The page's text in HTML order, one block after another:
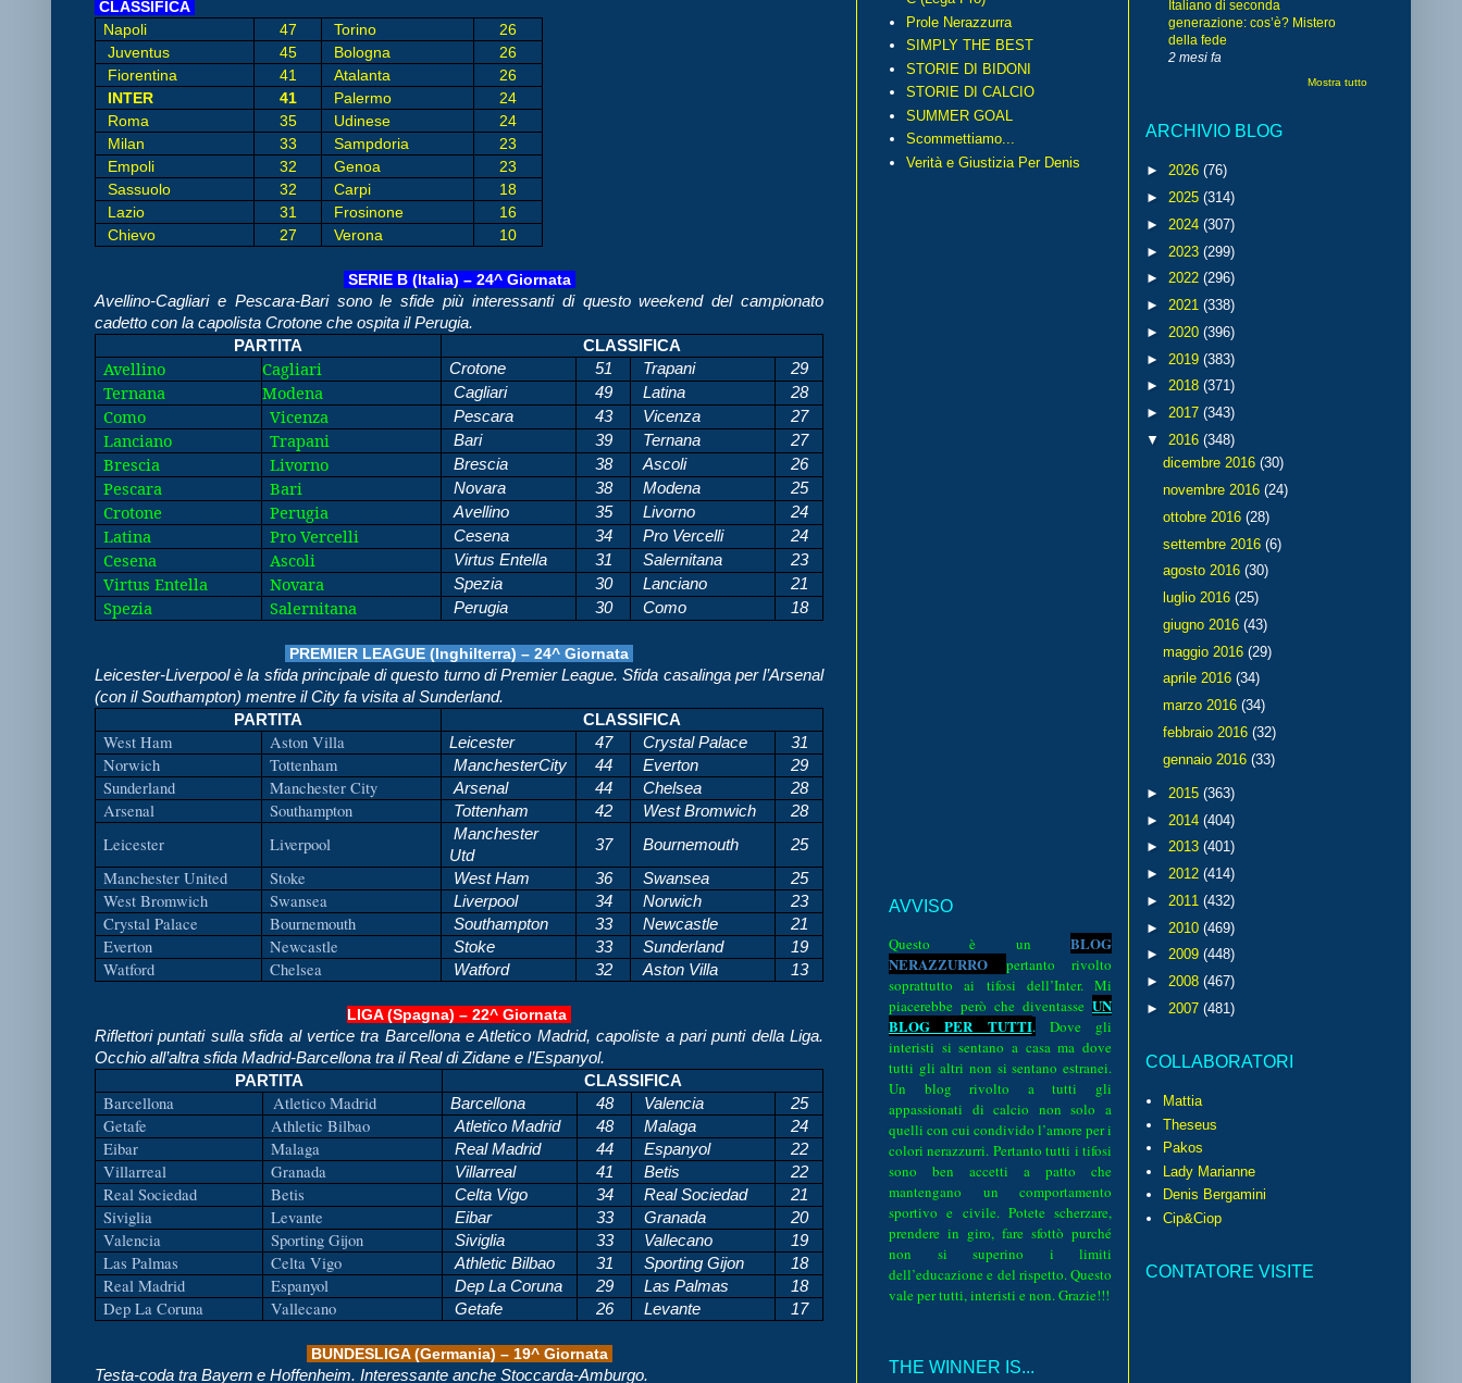
CLASSIFICA
Napoli
47 Torino
26
Juventus
45 Bologna
26
Fiorentina
41 Atalanta
26
INTER
41 Palermo
24
Roma
35 Udinese
24
Milan
33 Sampdoria
23
Empoli
32 Genoa
23
Sassuolo
32 Carpi
18
Lazio
31 Frosinone
16
Chievo
27 Verona 10
SERIE B (Italia) – 24^ Giornata
Avellino-Cagliari e Pescara-Bari sono le sfide più interessanti di questo weekend del campionato
cadetto con la capolista Crotone che ospita il Perugia.
PARTITA
CLASSIFICA
Avellino Cagliari Crotone 51 Trapani 29
Ternana Modena Cagliari 49 Latina 28
Como Vicenza Pescara 43 Vicenza 27
Lanciano Trapani Bari 39 Ternana 27
Brescia Livorno Brescia 38 Ascoli 26
Pescara Bari Novara 38 Modena 25
Crotone Perugia Avellino 35 Livorno 24
Latina Pro Vercelli Cesena 34 Pro Vercelli 24
Cesena Ascoli Virtus Entella 31 Salernitana 23
Virtus Entella Novara Spezia 30 Lanciano 21
Spezia Salernitana Perugia 30 Como 18
PREMIER LEAGUE (Inghilterra) – 24^ Giornata
Leicester-Liverpool è la sfida principale di questo turno di Premier League. Sfida casalinga per l’Arsenal
(con il Southampton) mentre il City fa visita al Sunderland.
PARTITA
CLASSIFICA
West Ham Aston Villa Leicester 47 Crystal Palace 31
Norwich Tottenham ManchesterCity 44 Everton 29
Sunderland Manchester City Arsenal 44 Chelsea 28
Arsenal Southampton Tottenham 42 West Bromwich 28
Leicester Liverpool
Manchester
Utd
37 Bournemouth 25
Manchester United Stoke West Ham 36 Swansea 25
West Bromwich Swansea Liverpool 34 Norwich 23
Crystal Palace Bournemouth Southampton 33 Newcastle 21
Everton Newcastle Stoke 33 Sunderland 19
Watford Chelsea Watford 32 Aston Villa 13
LIGA (Spagna) – 22^ Giornata
Riflettori puntati sulla sfida al vertice tra Barcellona e Atletico Madrid, capoliste a pari punti della Liga.
Occhio all’altra sfida Madrid-Barcellona tra il Real di Zidane e l’Espanyol.
PARTITA
CLASSIFICA
Barcellona Atletico Madrid Barcellona 48 Valencia 25
Getafe Athletic Bilbao Atletico Madrid 48 Malaga 24
Eibar Malaga Real Madrid 44 Espanyol 22
Villarreal Granada Villarreal 41 Betis 22
Real Sociedad Betis Celta Vigo 34 Real Sociedad 21
Siviglia Levante Eibar 33 Granada 20
Valencia Sporting Gijon Siviglia 33 Vallecano 19
Las Palmas Celta Vigo Athletic Bilbao 31 Sporting Gijon 18
Real Madrid Espanyol Dep La Coruna 29 Las Palmas 18
Dep La Coruna Vallecano Getafe 26 Levante 17
BUNDESLIGA (Germania) – 19^ Giornata
Testa-coda tra Bayern e Hoffenheim. Interessante anche Stoccarda-Amburgo.
Prole Nerazzurra
SIMPLY THE BEST
STORIE DI BIDONI
STORIE DI CALCIO
SUMMER GOAL
Scommettiamo...
Verità e Giustizia Per Denis
AVVISO
Questo è un BLOG
NERAZZURRO pertanto rivolto
soprattutto ai tifosi dell’Inter. Mi
piacerebbe però che diventasse UN
BLOG PER TUTTI.
Dove gli
interisti si sentano a casa ma dove
tutti gli altri non si sentano estranei.
Un blog rivolto a tutti gli
appassionati di calcio non solo a
quelli con cui condivido l’amore per i
colori nerazzurri. Pertanto tutti i tifosi
sono ben accetti a patto che
mantengano un comportamento
sportivo e civile. Potete scherzare,
prendere in giro, fare sfottò purché
non si superino i limiti
dell’educazione e del rispetto. Questo
vale per tutti, interisti e non. Grazie!!!
THE WINNER IS...
Italiano di seconda
generazione: cos’è? Mistero
della fede
2 mesi fa
Mostra tutto
ARCHIVIO BLOG
► 2026 (76)
► 2025 (314)
► 2024 (307)
► 2023 (299)
► 2022 (296)
► 2021 (338)
► 2020 (396)
► 2019 (383)
► 2018 (371)
► 2017 (343)
▼ 2016 (348)
dicembre 2016 (30)
novembre 2016 (24)
ottobre 2016 (28)
settembre 2016 (6)
agosto 2016 (30)
luglio 2016 (25)
giugno 2016 (43)
maggio 2016 (29)
aprile 2016 (34)
marzo 2016 (34)
febbraio 2016 (32)
gennaio 2016 (33)
► 2015 (363)
► 2014 (404)
► 2013 (401)
► 2012 (414)
► 2011 (432)
► 2010 (469)
► 2009 (448)
► 2008 (467)
► 2007 (481)
COLLABORATORI
Mattia
Theseus
Pakos
Lady Marianne
Denis Bergamini
Cip&Ciop
CONTATORE VISITE